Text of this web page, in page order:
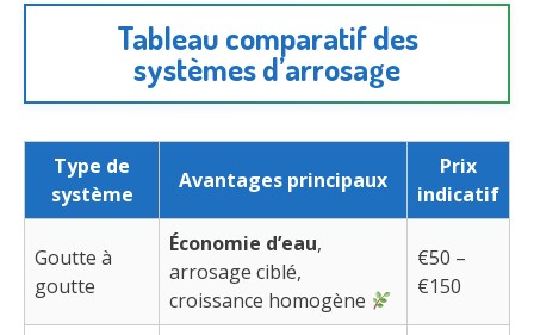
Tableau comparatif des
systèmes d’arrosage
Type de
système
Avantages principaux
Prix
indicatif
Goutte à
goutte
Économie d’eau,
arrosage ciblé,
croissance homogène
€50 –
€150